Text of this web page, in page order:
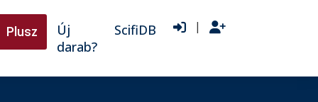
Plusz
Új
darab?
ScifiDB |